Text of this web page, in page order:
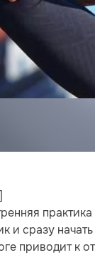
и сразу
приводит к